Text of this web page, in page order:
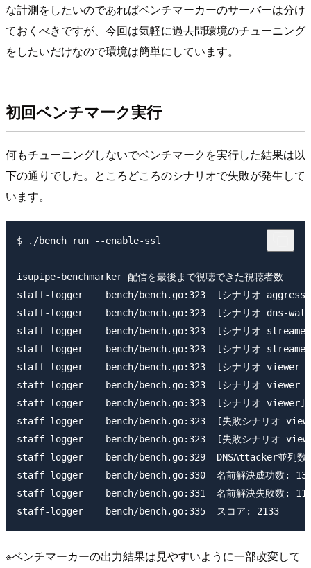
な計測をしたいのであればベンチマーカーのサーバーは分け
ておくべきですが、今回は気軽に過去問環境のチューニング
をしたいだけなので環境は簡単にしています。
初回ベンチマーク実行
何もチューニングしないでベンチマークを実行した結果は以
下の通りでした。ところどころのシナリオで失敗が発生して
います。
$ ./bench run --enable-ssl
isupipe-benchmarker 配信を最後まで視聴できた視聴者数
staff-logger    bench/bench.go:323  [シナリオ
staff-logger    bench/bench.go:323  [シナリオ dns-
staff-logger    bench/bench.go:323  [シナリオ
staff-logger    bench/bench.go:323  [シナリオ
staff-logger    bench/bench.go:323  [シナリオ viewer-
staff-logger    bench/bench.go:323  [シナリオ viewer-
staff-logger    bench/bench.go:323  [シナリオ viewer]
staff-logger    bench/bench.go:323  [失敗シナリオ
staff-logger    bench/bench.go:323  [失敗シナリオ
staff-logger    bench/bench.go:329  DNSAttacker並列
staff-logger    bench/bench.go:330  名前解決成功数:
staff-logger    bench/bench.go:331  名前解決失敗数: 11
※ベンチマーカーの出力結果は見やすいように一部改変して